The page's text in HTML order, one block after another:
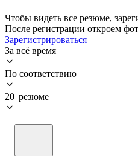
Чтобы видеть все резюме,
После регистрации откроем
Зарегистрироваться
За всё время
По соответствию
20 резюме